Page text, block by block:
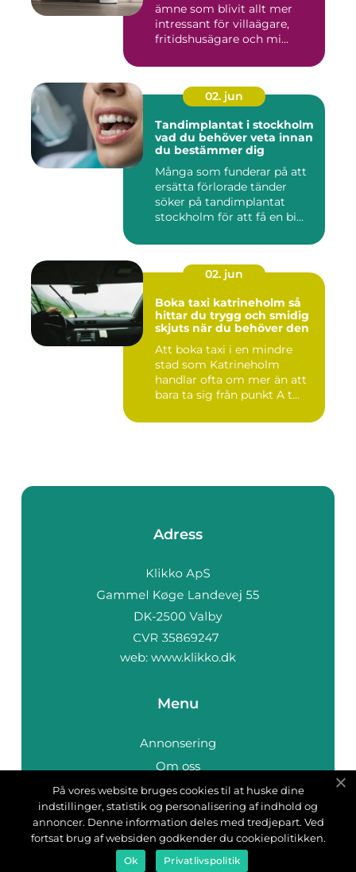
ämne som blivit allt mer
intressant för villaägare,
fritidshusägare och mi...
02. jun
Tandimplantat i stockholm
vad du behöver veta innan
du bestämmer dig
Många som funderar på att
ersätta förlorade tänder
söker på tandimplantat
stockholm för att få en bi...
02. jun
Boka taxi katrineholm så
hittar du trygg och smidig
skjuts när du behöver den
Att boka taxi i en mindre
stad som Katrineholm
handlar ofta om mer än att
bara ta sig från punkt A t...
Adress
web: www.klikko.dk
Menu
Annonsering
Om oss
Cookies
Kontakta oss
Sitemap
På vores website bruges cookies til at huske dine
indstillinger, statistik og personalisering af indhold og
annoncer. Denne information deles med tredjepart. Ved
fortsat brug af websiden godkender du cookiepolitikken.
Ok Privatlivspolitik